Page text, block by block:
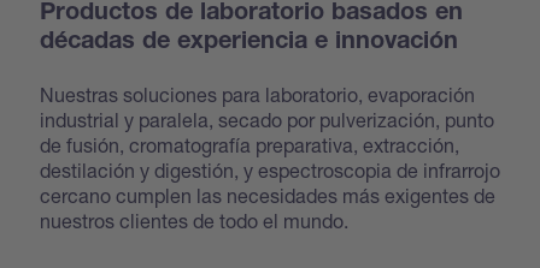
Productos de laboratorio basados en
décadas de experiencia e innovación
Nuestras soluciones para laboratorio, evaporación
industrial y paralela, secado por pulverización, punto
de fusión, cromatografía preparativa, extracción,
destilación y digestión, y espectroscopia de infrarrojo
cercano cumplen las necesidades más exigentes de
nuestros clientes de todo el mundo.